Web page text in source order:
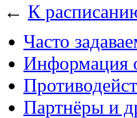
← К
Часто
Информация
Партнёры и